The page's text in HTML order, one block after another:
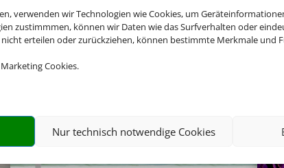
verwenden wir Technologien wie Cookies, um
zustimmmen, können wir Daten wie das Surfverhalten oder
erteilen oder zurückziehen, können bestimmte Merkmale und
Cookies.
Nur technisch notwendige Cookies
Empfehlungen für Ihre Reise